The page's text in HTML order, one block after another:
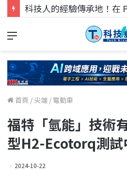
首頁 /尖端 / 電動車
福特「氫能」技術
型H2-Ecotorq測試
2024-10-22